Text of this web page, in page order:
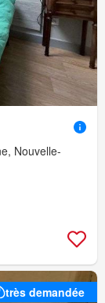
Nouvelle-
très demandée